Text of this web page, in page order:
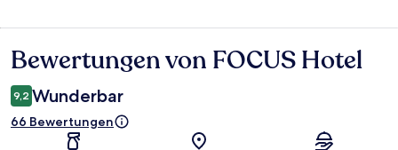
Bewertungen
Bewertungen von FOCUS Hotel
9,2 Wunderbar
66 Bewertungen